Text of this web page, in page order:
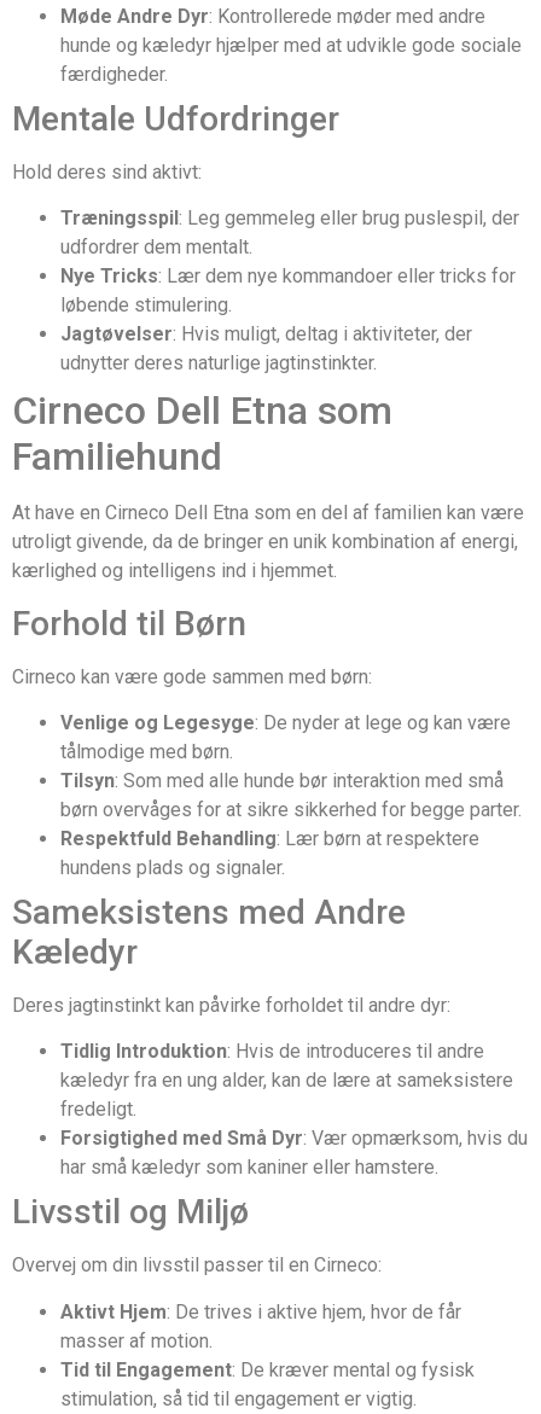
Møde Andre Dyr: Kontrollerede møder med andre
hunde og kæledyr hjælper med at udvikle gode sociale
færdigheder.
Mentale Udfordringer
Hold deres sind aktivt:
Træningsspil : Leg gemmeleg eller brug puslespil, der
udfordrer dem mentalt.
Nye Tricks: Lær dem nye kommandoer eller tricks for
løbende stimulering.
Jagtøvelser: Hvis muligt, deltag i aktiviteter, der
udnytter deres naturlige jagtinstinkter.
Cirneco Dell Etna som
Familiehund
At have en Cirneco Dell Etna som en del af familien kan være
utroligt givende, da de bringer en unik kombination af energi,
kærlighed og intelligens ind i hjemmet.
Forhold til Børn
Cirneco kan være gode sammen med børn:
Venlige og Legesyge: De nyder at lege og kan være
tålmodige med børn.
Tilsyn: Som med alle hunde bør interaktion med små
børn overvåges for at sikre sikkerhed for begge parter.
Respektfuld Behandling: Lær børn at respektere
hundens plads og signaler.
Sameksistens med Andre
Kæledyr
Deres jagtinstinkt kan påvirke forholdet til andre dyr:
Tidlig Introduktion: Hvis de introduceres til andre
kæledyr fra en ung alder, kan de lære at sameksistere
fredeligt.
Forsigtighed med Små Dyr: Vær opmærksom, hvis du
har små kæledyr som kaniner eller hamstere.
Livsstil og Miljø
Overvej om din livsstil passer til en Cirneco:
Aktivt Hjem: De trives i aktive hjem, hvor de får
masser af motion.
Tid til Engagement: De kræver mental og fysisk
stimulation, så tid til engagement er vigtig.